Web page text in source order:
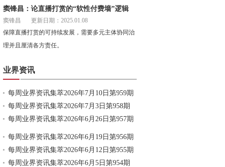
窦锋昌：论直播打赏的“软性付费墙”逻辑
窦锋昌
更新日期：2025.01.08
保障直播打赏的可持续发展，需要多元主体协同治
理并且厘清各方责任。
业界资讯
每周业界资讯集萃2026年7月10日第959期
每周业界资讯集萃2026年7月3日第958期
每周业界资讯集萃2026年6月26日第957期
每周业界资讯集萃2026年6月19日第956期
每周业界资讯集萃2026年6月12日第955期
每周业界资讯集萃2026年6月5日第954期